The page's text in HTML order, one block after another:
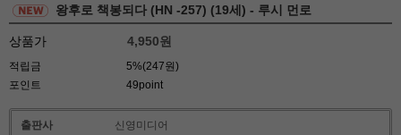
왕후로 책봉되다 (HN -257) (19세) - 루시 먼로
상품가 4,950원
적립금
5%(247원)
포인트
49point
출판사
신영미디어